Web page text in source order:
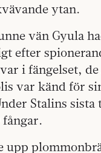
ytan.
vän Gyula
efter
i fängelset,
var känd för
Stalins
upp